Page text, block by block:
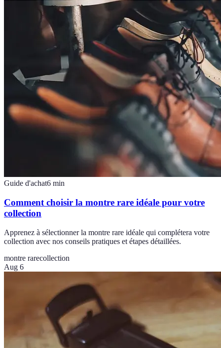
Guide d'achat6 min
Comment choisir la montre rare idéale pour votre
collection
Apprenez à sélectionner la montre rare idéale qui complétera votre
collection avec nos conseils pratiques et étapes détaillées.
montre rarecollection
Aug 6